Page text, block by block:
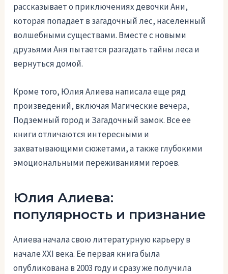
рассказывает о приключениях девочки Ани,
которая попадает в загадочный лес, населенный
волшебными существами. Вместе с новыми
друзьями Аня пытается разгадать тайны леса и
вернуться домой.
Кроме того, Юлия Алиева написала еще ряд
произведений, включая Магические вечера,
Подземный город и Загадочный замок. Все ее
книги отличаются интересными и
захватывающими сюжетами, а также глубокими
эмоциональными переживаниями героев.
Юлия Алиева:
популярность и признание
Алиева начала свою литературную карьеру в
начале XXI века. Ее первая книга была
опубликована в 2003 году и сразу же получила